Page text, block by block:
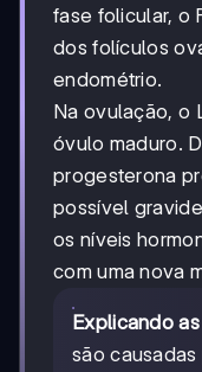
fase folicular, o
dos folículos
endométrio.
Na ovulação, o
óvulo maduro.
progesterona
possível
os níveis
com uma nova
Explicando
são